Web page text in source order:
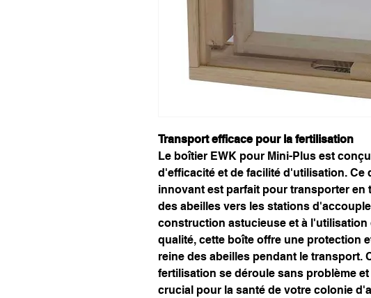
Transport efficace pour la fertilisation
Le boîtier EWK pour Mini-Plus est
d'efficacité et de facilité d'utilisation.
innovant est parfait pour transporter en
des abeilles vers les stations
construction astucieuse et à l'utilisation
qualité, cette boîte offre une protection
reine des abeilles pendant le transport.
fertilisation se déroule sans problème
crucial pour la santé de votre colonie